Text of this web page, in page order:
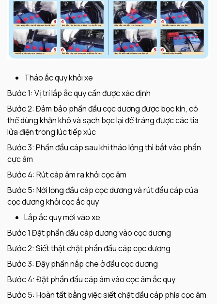
Tháo ắc quy khỏi xe
Bước 1: Vị trí lắp ắc quy cần được xác định
Bước 2: Đảm bảo phần đầu cọc dương được bọc kín, có
thể dùng khăn khô và sạch bọc lại để tráng được các tia
lửa điện trong lúc tiếp xúc
Bước 3: Phần đầu cáp sau khi tháo lỏng thì bắt vào phần
cực âm
Bước 4: Rút cáp âm ra khỏi cọc âm
Bước 5: Nới lỏng đầu cáp cọc dương và rút đầu cáp của
cọc dương khỏi cọc ắc quy
Lắp ắc quy mới vào xe
Bước 1 Đặt phần đầu cáp dương vào cọc dương
Bước 2: Siết thật chặt phần đầu cáp cọc dương
Bước 3: Đậy phần nắp che ở đầu cọc dương
Bước 4: Đặt phần đầu cáp âm vào cọc âm ắc quy
Bước 5: Hoàn tất bằng việc siết chặt đầu cáp phía cọc âm